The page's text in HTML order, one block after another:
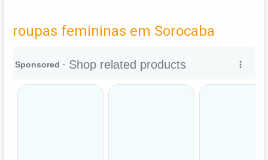
roupas femininas em Sorocaba